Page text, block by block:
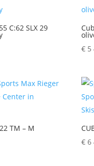
C:62 SLX 29
€ 5
TM – M
€ 6